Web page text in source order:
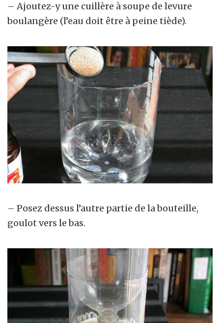
– Ajoutez-y une cuillère à soupe de levure
boulangère (l’eau doit être à peine tiède).
– Posez dessus l’autre partie de la bouteille,
goulot vers le bas.